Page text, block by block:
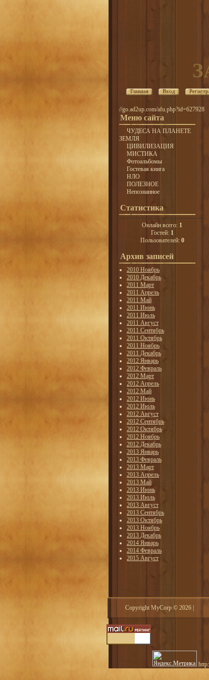
Главная Вход
//go.ad2up.com/afu.php?id=627928
Меню сайта
ЧУДЕСА НА ПЛАНЕТЕ
ЗЕМЛЯ
ЦИВИЛИЗАЦИЯ
МИСТИКА
Фотоальбомы
Гостевая книга
НЛО
ПОЛЕЗНОЕ
Непознанное
Статистика
Онлайн всего: 1
Гостей: 1
Пользователей: 0
Архив записей
2010 Ноябрь
2010 Декабрь
2011 Март
2011 Апрель
2011 Май
2011 Июнь
2011 Июль
2011 Август
2011 Сентябрь
2011 Октябрь
2011 Ноябрь
2011 Декабрь
2012 Январь
2012 Февраль
2012 Март
2012 Апрель
2012 Май
2012 Июнь
2012 Июль
2012 Август
2012 Сентябрь
2012 Октябрь
2012 Ноябрь
2012 Декабрь
2013 Январь
2013 Февраль
2013 Март
2013 Апрель
2013 Май
2013 Июнь
2013 Июль
2013 Август
2013 Сентябрь
2013 Октябрь
2013 Ноябрь
2013 Декабрь
2014 Январь
2014 Февраль
2015 Август
Copyright MyCorp © 2026